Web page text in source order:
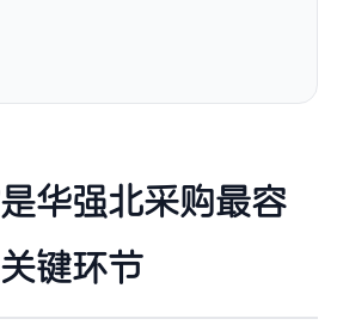
华强北采购最容
键环节